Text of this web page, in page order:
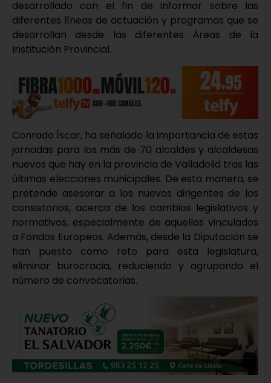
desarrollado con el fin de informar sobre las
diferentes líneas de actuación y programas que se
desarrollan desde las diferentes Áreas de la
Institución Provincial.
Conrado Íscar, ha señalado la importancia de estas
jornadas para los más de 70 alcaldes y alcaldesas
nuevos que hay en la provincia de Valladolid tras las
últimas elecciones municipales. De esta manera, se
pretende asesorar a los nuevos dirigentes de los
consistorios, acerca de los cambios legislativos y
normativos, especialmente de aquellos vinculados
a Fondos Europeos. Además, desde la Diputación se
han puesto como reto para esta legislatura,
eliminar burocracia, reduciendo y agrupando el
número de convocatorias.